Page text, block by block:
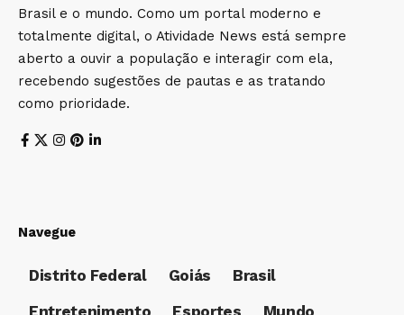
Brasil e o mundo. Como um portal moderno e
totalmente digital, o Atividade News está sempre
aberto a ouvir a população e interagir com ela,
recebendo sugestões de pautas e as tratando
como prioridade.
Navegue
Distrito Federal Goiás
Brasil
Entretenimento
Esportes Mundo